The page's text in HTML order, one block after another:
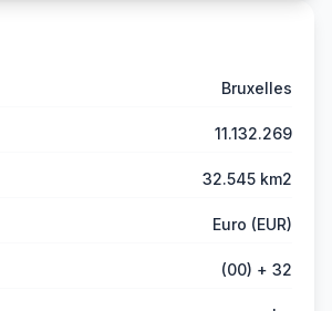
Bruxelles
11.132.269
32.545 km2
Euro (EUR)
(00) + 32